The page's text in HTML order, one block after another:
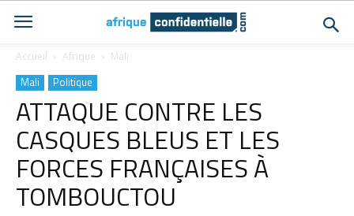
Accueil Afrique Mali
Mali Politique
ATTAQUE CONTRE LES
CASQUES BLEUS ET LES
FORCES FRANÇAISES À
TOMBOUCTOU